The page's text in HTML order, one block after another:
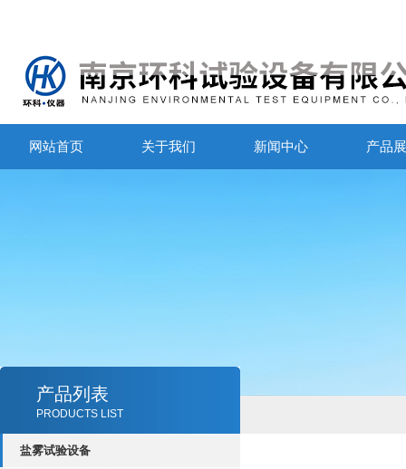
网站首页 关于我们 新闻中心 产品
产品列表
PRODUCTS LIST
盐雾试验设备